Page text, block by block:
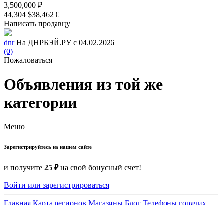
3,500,000 ₽
44,304 $38,462 €
Написать продавцу
dnr На ДНРБЭЙ.РУ с 04.02.2026
(0)
Пожаловаться
Объявления из той же
категории
Меню
Зарегистрируйтесь на нашем сайте
и получите 25 ₽на свой бонусный счет!
Войти или зарегистрироваться
Главная Карта регионов Магазины Блог Телефоны горячих